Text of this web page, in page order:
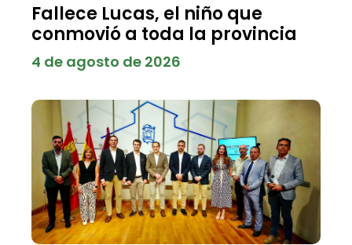
Fallece Lucas, el niño que
conmovió a toda la provincia
4 de agosto de 2026